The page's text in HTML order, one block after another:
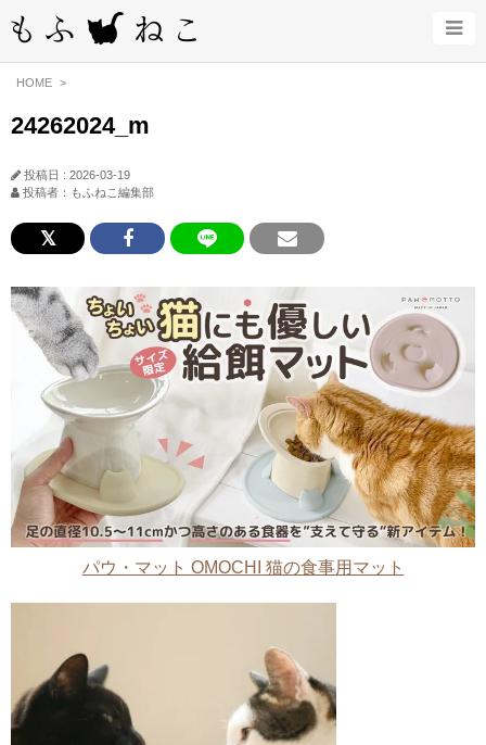
HOME
24262024_m
投稿日 : 2026-03-19
投稿者：もふねこ編集部
パウ・マット OMOCHI 猫の食事用マット